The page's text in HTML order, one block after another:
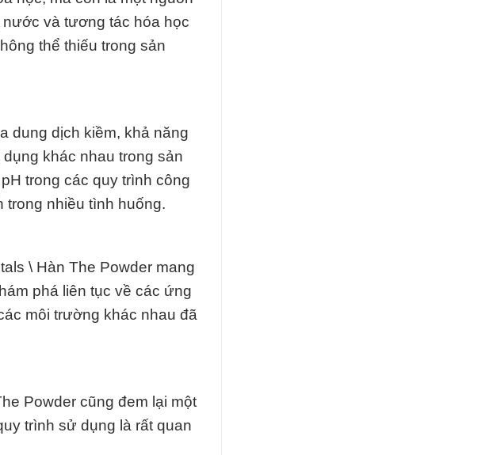
và tương tác hóa học
thể thiếu trong sản
dung dịch kiềm, khả năng
khác nhau trong sản
trong các quy trình công
trong nhiều tình huống.
\ Hàn The Powder mang
phá liên tục về các ứng
môi trường khác nhau đã
Powder cũng đem lại một
trình sử dụng là rất quan